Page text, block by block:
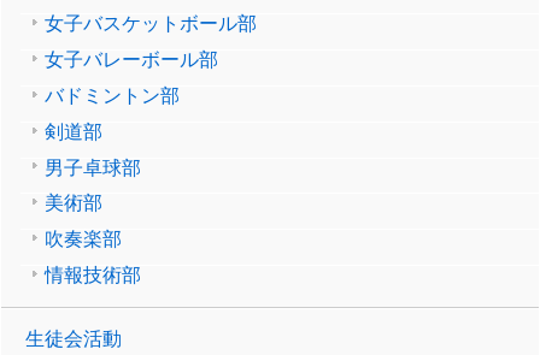
女子バスケットボール部
女子バレーボール部
バドミントン部
剣道部
男子卓球部
美術部
吹奏楽部
情報技術部
生徒会活動